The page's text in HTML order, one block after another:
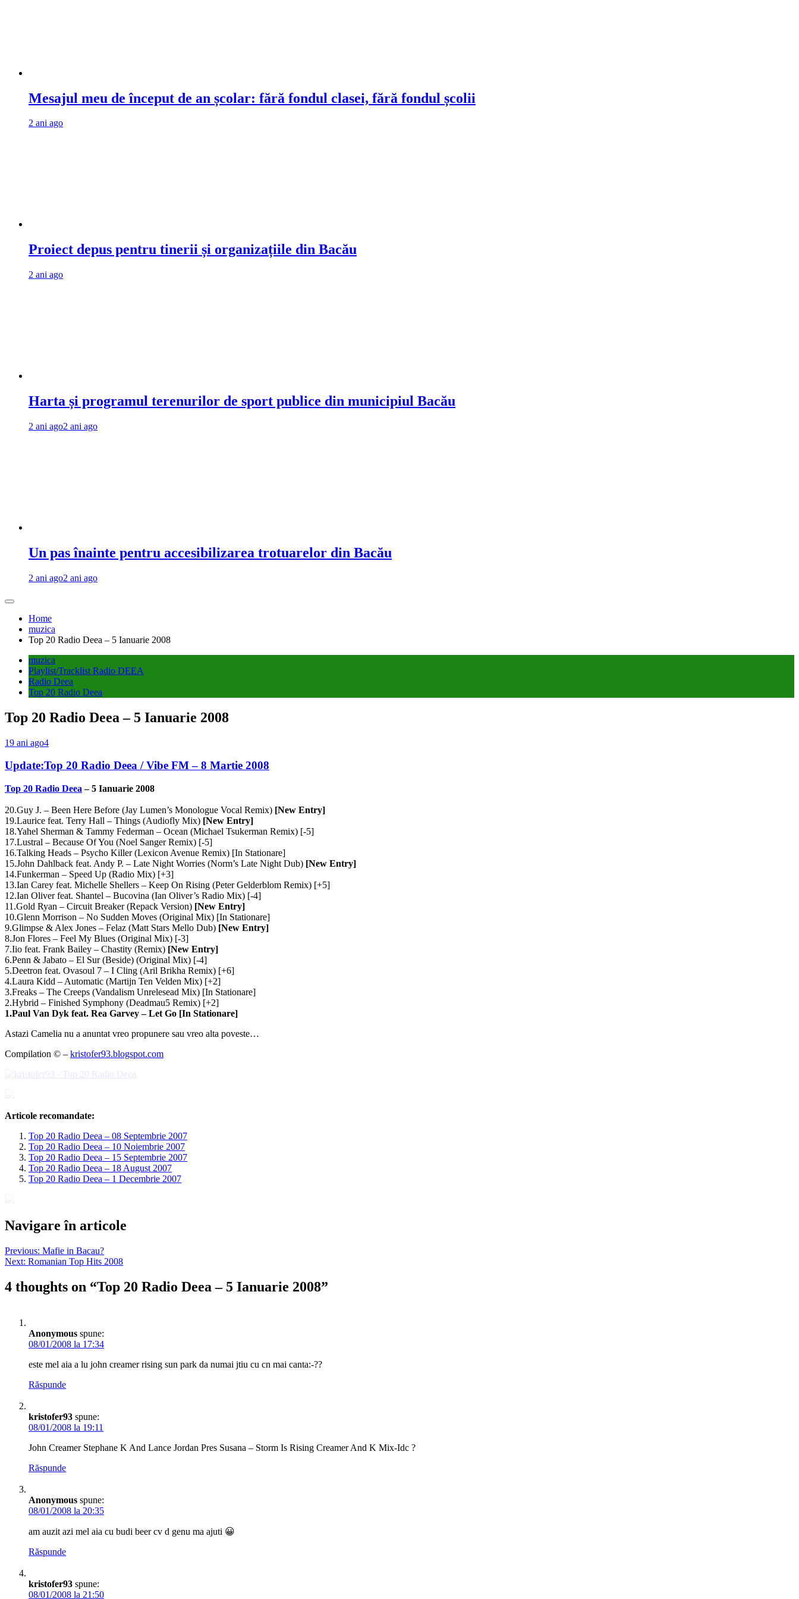
Mesajul meu de început de an școlar: fără fondul clasei, fără fondul școlii
2 ani ago
Proiect depus pentru tinerii și organizațiile din Bacău
2 ani ago
Harta și programul terenurilor de sport publice din municipiul Bacău
2 ani ago2 ani ago
Un pas înainte pentru accesibilizarea trotuarelor din Bacău
2 ani ago2 ani ago
Home
muzica
Top 20 Radio Deea – 5 Ianuarie 2008
muzica
Playlist/Tracklist Radio DEEA
Radio Deea
Top 20 Radio Deea
Top 20 Radio Deea – 5 Ianuarie 2008
19 ani ago4
Update:Top 20 Radio Deea / Vibe FM – 8 Martie 2008
Top 20 Radio Deea – 5 Ianuarie 2008
20.Guy J. – Been Here Before (Jay Lumen’s Monologue Vocal Remix) [New Entry]
19.Laurice feat. Terry Hall – Things (Audiofly Mix) [New Entry]
18.Yahel Sherman & Tammy Federman – Ocean (Michael Tsukerman Remix) [-5]
17.Lustral – Because Of You (Noel Sanger Remix) [-5]
16.Talking Heads – Psycho Killer (Lexicon Avenue Remix) [In Stationare]
15.John Dahlback feat. Andy P. – Late Night Worries (Norm’s Late Night Dub) [New Entry]
14.Funkerman – Speed Up (Radio Mix) [+3]
13.Ian Carey feat. Michelle Shellers – Keep On Rising (Peter Gelderblom Remix) [+5]
12.Ian Oliver feat. Shantel – Bucovina (Ian Oliver’s Radio Mix) [-4]
11.Gold Ryan – Circuit Breaker (Repack Version) [New Entry]
10.Glenn Morrison – No Sudden Moves (Original Mix) [In Stationare]
9.Glimpse & Alex Jones – Felaz (Matt Stars Mello Dub) [New Entry]
8.Jon Flores – Feel My Blues (Original Mix) [-3]
7.Iio feat. Frank Bailey – Chastity (Remix) [New Entry]
6.Penn & Jabato – El Sur (Beside) (Original Mix) [-4]
5.Deetron feat. Ovasoul 7 – I Cling (Aril Brikha Remix) [+6]
4.Laura Kidd – Automatic (Martijn Ten Velden Mix) [+2]
3.Freaks – The Creeps (Vandalism Unrelesead Mix) [In Stationare]
2.Hybrid – Finished Symphony (Deadmau5 Remix) [+2]
1.Paul Van Dyk feat. Rea Garvey – Let Go [In Stationare]
Astazi Camelia nu a anuntat vreo propunere sau vreo alta poveste…
Compilation © – kristofer93.blogspot.com
Articole recomandate:
Top 20 Radio Deea – 08 Septembrie 2007
Top 20 Radio Deea – 10 Noiembrie 2007
Top 20 Radio Deea – 15 Septembrie 2007
Top 20 Radio Deea – 18 August 2007
Top 20 Radio Deea – 1 Decembrie 2007
Navigare în articole
Previous: Mafie in Bacau?
Next: Romanian Top Hits 2008
4 thoughts on “Top 20 Radio Deea – 5 Ianuarie 2008”
Anonymous spune:
08/01/2008 la 17:34
este mel aia a lu john creamer rising sun park da numai jtiu cu cn mai canta:-??
Răspunde
kristofer93 spune:
08/01/2008 la 19:11
John Creamer Stephane K And Lance Jordan Pres Susana – Storm Is Rising Creamer And K Mix-Idc ?
Răspunde
Anonymous spune:
08/01/2008 la 20:35
am auzit azi mel aia cu budi beer cv d genu ma ajuti 😀
Răspunde
kristofer93 spune:
08/01/2008 la 21:50